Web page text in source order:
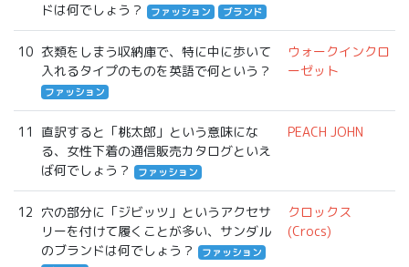
ドは何でしょう？
ファッション ブランド
10 衣類をしまう収納庫で、特に中に歩いて
入れるタイプのものを英語で何という？
ファッション
ウォークインクロ
ーゼット
11
直訳すると「桃太郎」という意味にな
る、女性下着の通信販売カタログといえ
ば何でしょう？
ファッション
PEACH JOHN
12 穴の部分に「ジビッツ」というアクセサ
リーを付けて履くことが多い、サンダル
のブランドは何でしょう？
ファッション
クロックス
(Crocs)